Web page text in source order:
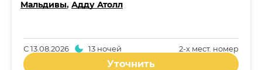
Мальдивы, Адду Атолл
2-x мест. номер
С13.08.2026 13 ночей
Уточнить